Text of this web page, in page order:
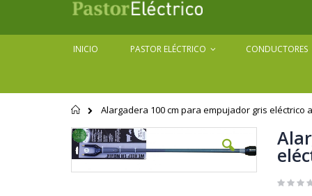
INICIO PASTOR ELÉCTRICO CONDUCTORES
Página
de
inicio
Alargadera 100 cm para empujador gris eléctrico
Saltar
al
final
de